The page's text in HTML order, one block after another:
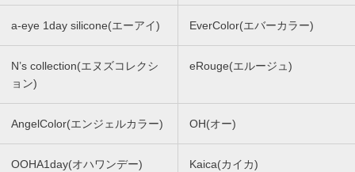
a-eye 1day silicone(エーアイ) EverColor(エバーカラー)
N’s collection(エヌズコレクシ
ョン)
eRouge(エルージュ)
AngelColor(エンジェルカラー) OH(オー)
OOHA1day(オハワンデー) Kaica(カイカ)